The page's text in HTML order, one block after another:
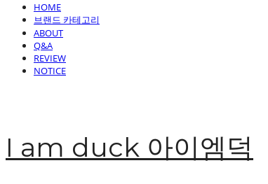
HOME
브랜드 카테고리
ABOUT
Q&A
REVIEW
NOTICE
I am duck 아이엠덕